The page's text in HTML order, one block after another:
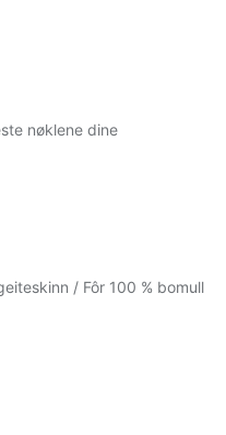
nøklene dine
/ Fôr 100 % bomull